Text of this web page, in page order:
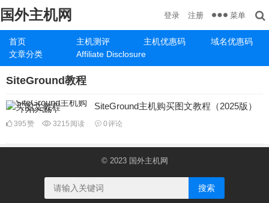
国外主机网
首页 主机测评 主机优惠码
域名优惠码
文章分类
Affiliate Disclosure
登录 注册 菜单
SiteGround教程
SiteGround主机购买图文教程（2025版）
395赞 3215 阅读 0评论
© 2023 国外主机网
搜索